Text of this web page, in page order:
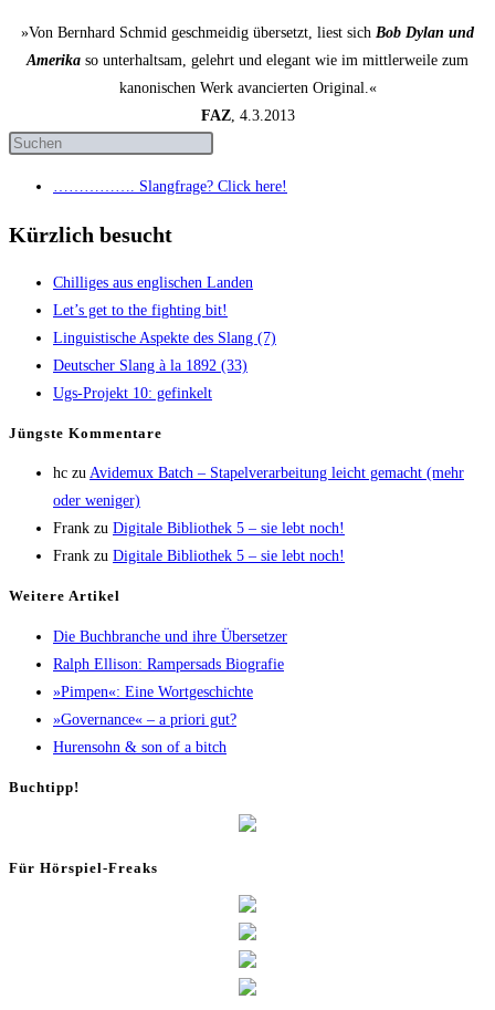
»Von Bernhard Schmid geschmeidig übersetzt, liest sich Bob Dylan und
Amerika so unterhaltsam, gelehrt und elegant wie im mittlerweile zum
kanonischen Werk avancierten Original.«
FAZ, 4.3.2013
……………. Slang­fra­ge? Click here!
Kürzlich besucht
Chil­li­ges aus eng­li­schen Landen
Let’s get to the fight­ing bit!
Lin­gu­is­ti­sche Aspek­te des Slang (7)
Deut­scher Slang à la 1892 (33)
Ugs-Pro­jekt 10: gefinkelt
Jüngs­te Kommentare
hc zu Avi­de­mux Batch – Sta­pel­ver­ar­bei­tung leicht gemacht (mehr
oder weniger)
Frank zu Digi­ta­le Biblio­thek 5 – sie lebt noch!
Frank zu Digi­ta­le Biblio­thek 5 – sie lebt noch!
Wei­te­re Artikel
Die Buch­bran­che und ihre Übersetzer
Ralph Elli­son: Ram­pers­ads Biografie
»Pim­pen«: Eine Wortgeschichte
»Gover­nan­ce« – a prio­ri gut?
Huren­sohn & son of a bitch
Buch­tipp!
Für Hör­spiel-Freaks